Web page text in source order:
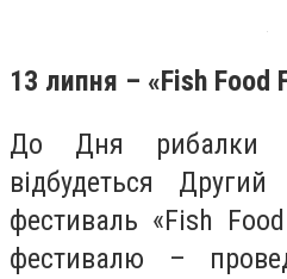
13 липня – «Fish Food
До Дня рибалки
відбудеться
фестиваль «Fish
фестивалю –